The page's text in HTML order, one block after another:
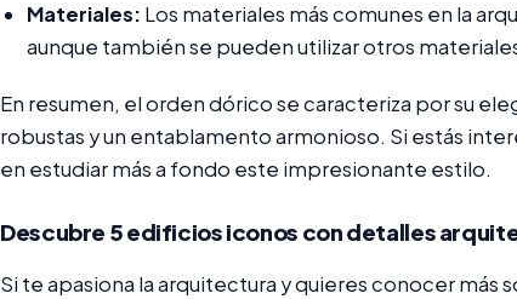
Materiales: Los materiales más comunes en la
aunque también se pueden utilizar otros
En resumen, el orden dórico se caracteriza por su
robustas y un entablamento armonioso. Si estás
en estudiar más a fondo este impresionante estilo.
Descubre 5 edificios iconos con detalles
Si te apasiona la arquitectura y quieres conocer